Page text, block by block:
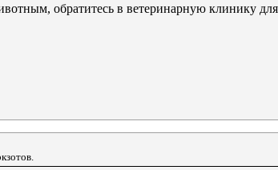
обратитесь в ветеринарную клинику